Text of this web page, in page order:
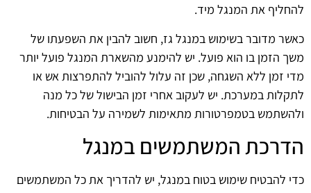
להחליף את המנגל מיד.
כאשר מדובר בשימוש במנגל גז, חשוב להבין את השפעתו של
משך הזמן בו הוא פועל. יש להימנע מהשארת המנגל פועל יותר
מדי זמן ללא השגחה, שכן זה עלול להוביל להתפרצות אש או
לתקלות במערכת. יש לעקוב אחרי זמן הבישול של כל מנה
ולהשתמש בטמפרטורות מתאימות לשמירה על הבטיחות.
הדרכת המשתמשים במנגל
כדי להבטיח שימוש בטוח במנגל, יש להדריך את כל המשתמשים